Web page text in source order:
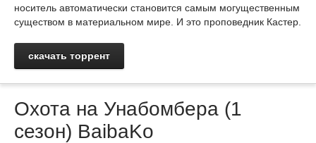
носитель автоматически становится самым могущественным
существом в материальном мире. И это проповедник Кастер.
скачать торрент
Охота на Унабомбера (1
сезон) BaibaKo